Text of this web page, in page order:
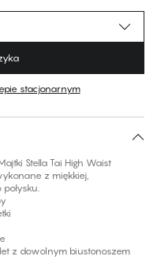
produktu
stacjonarnym
Stella Tai High Waist
z miękkiej,
z dowolnym biustonoszem